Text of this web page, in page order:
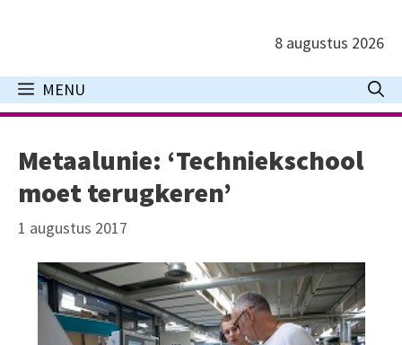
inhoud
8 augustus 2026
MENU
Metaalunie: ‘Techniekschool
moet terugkeren’
1 augustus 2017